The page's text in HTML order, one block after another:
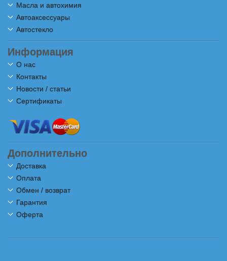
Масла и автохимия
Автоаксессуары
Автостекло
Информация
О нас
Контакты
Новости / статьи
Сертификаты
Дополнительно
Доставка
Оплата
Обмен / возврат
Гарантия
Оферта